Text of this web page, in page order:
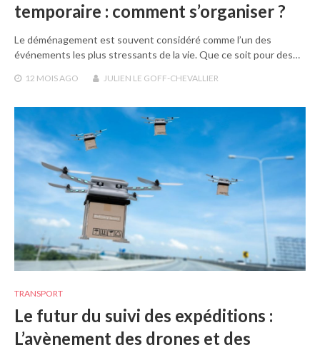
temporaire : comment s’organiser ?
Le déménagement est souvent considéré comme l’un des
événements les plus stressants de la vie. Que ce soit pour des…
12 MOISAGO JULIEN LE GOFF-CHEVALLIER
TRANSPORT
Le futur du suivi des expéditions :
L’avènement des drones et des